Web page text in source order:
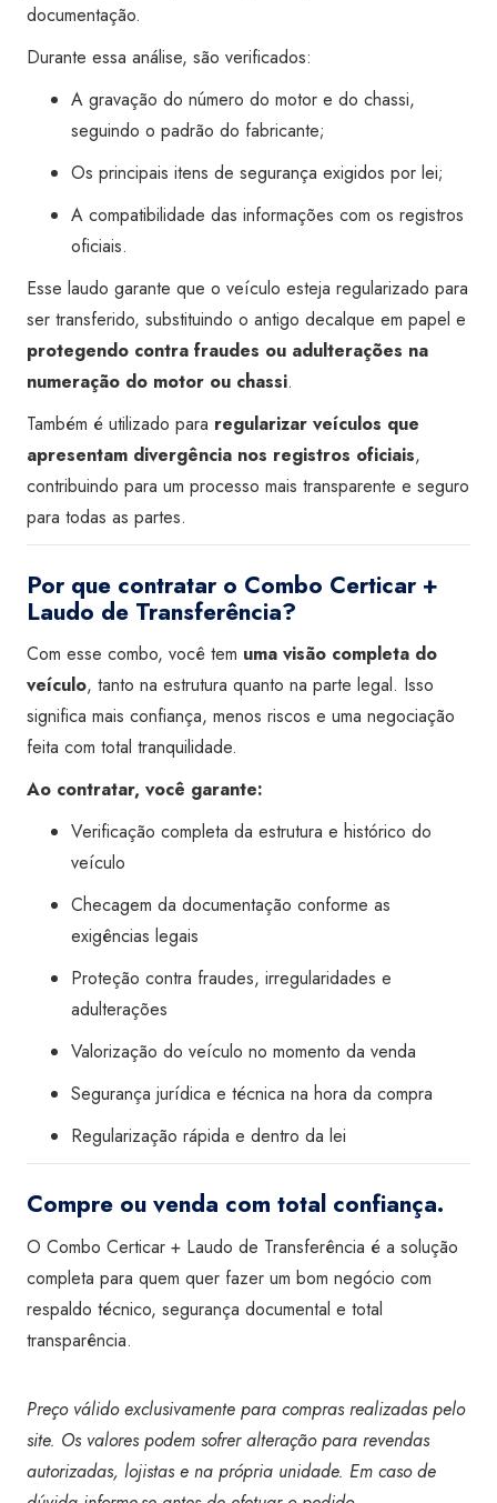
documentação.
Durante essa análise, são verificados:
A gravação do número do motor e do chassi,
seguindo o padrão do fabricante;
Os principais itens de segurança exigidos por lei;
A compatibilidade das informações com os registros
oficiais.
Esse laudo garante que o veículo esteja regularizado para
ser transferido, substituindo o antigo decalque em papel e
protegendo contra fraudes ou adulterações na
numeração do motor ou chassi.
Também é utilizado para regularizar veículos que
apresentam divergência nos registros oficiais,
contribuindo para um processo mais transparente e seguro
para todas as partes.
Por que contratar o Combo Certicar +
Laudo de Transferência?
Com esse combo, você tem uma visão completa do
veículo, tanto na estrutura quanto na parte legal. Isso
significa mais confiança, menos riscos e uma negociação
feita com total tranquilidade.
Ao contratar, você garante:
Verificação completa da estrutura e histórico do
veículo
Checagem da documentação conforme as
exigências legais
Proteção contra fraudes, irregularidades e
adulterações
Valorização do veículo no momento da venda
Segurança jurídica e técnica na hora da compra
Regularização rápida e dentro da lei
Compre ou venda com total confiança.
O Combo Certicar + Laudo de Transferência é a solução
completa para quem quer fazer um bom negócio com
respaldo técnico, segurança documental e total
transparência.
Preço válido exclusivamente para compras realizadas pelo
site. Os valores podem sofrer alteração para revendas
autorizadas, lojistas e na própria unidade. Em caso de